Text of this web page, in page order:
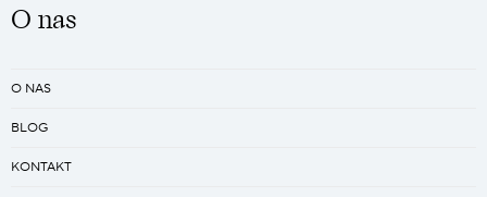
O nas
O NAS
BLOG
KONTAKT